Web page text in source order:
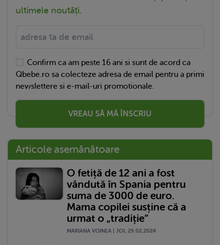
ultimele noutăți.
Confirm ca am peste 16 ani si sunt de acord ca
Qbebe.ro sa colecteze adresa de email pentru a primi
newslettere si e-mail-uri promotionale.
VREAU SĂ MĂ ÎNSCRIU
Articole asemănătoare
O fetiță de 12 ani a fost
vândută în Spania pentru
suma de 3000 de euro.
Mama copilei susține că a
urmat o „tradiție”
MARIANA VOINEA | JOI, 29.02.2024